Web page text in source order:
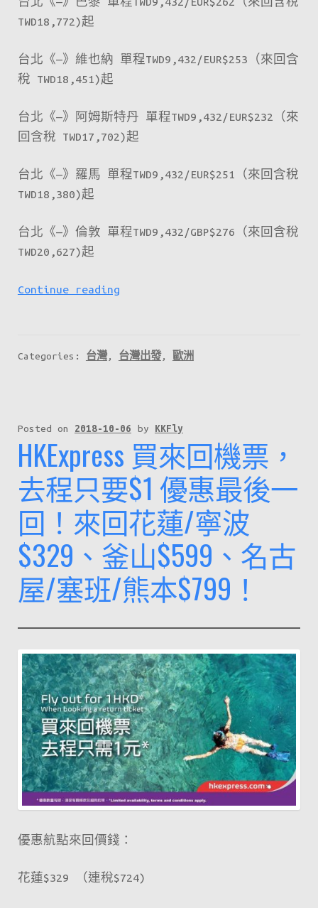
TWD18,772)起
台北《—》維也納 單程TWD9,432/EUR$253（來回含
稅 TWD18,451)起
台北《—》阿姆斯特丹 單程TWD9,432/EUR$232（來
回含稅 TWD17,702)起
台北《—》羅馬 單程TWD9,432/EUR$251（來回含稅
TWD18,380)起
台北《—》倫敦 單程TWD9,432/GBP$276（來回含稅
TWD20,627)起
Continue reading華
減
星
期
一
報
到！
歐
洲
航
線
來
回
含
稅
不
用
兩
萬！！
Categories: 台灣, 台灣出發, 歐洲
Posted on 2018-10-06 by KKFly
HKExpress 買來回機票，
去程只要$1 優惠最後一
回！來回花蓮/寧波
$329、釜山$599、名古
屋/塞班/熊本$799！
優惠航點來回價錢：
花蓮$329 （連稅$724)